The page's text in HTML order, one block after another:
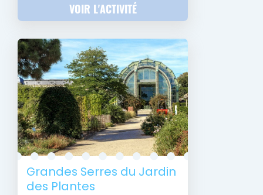
VOIR L'ACTIVITÉ
Grandes Serres du Jardin
des Plantes